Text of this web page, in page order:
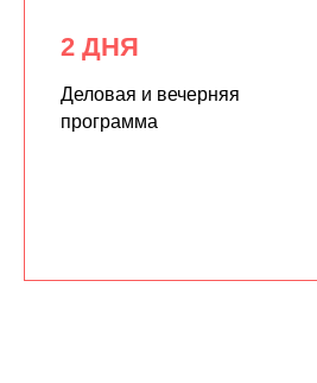
2 ДНЯ
Деловая и вечерняя
программа